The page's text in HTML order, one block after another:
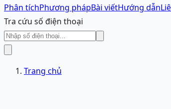
Phân tíchPhương phápBài viếtHướng dẫn
Tra cứu số điện thoại
Trang chủ